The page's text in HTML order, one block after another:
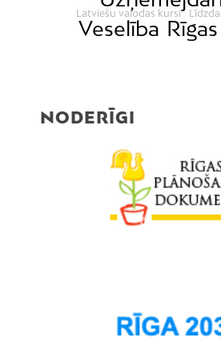
Latviešu valodas kursi
Veselība
NODERĪGI